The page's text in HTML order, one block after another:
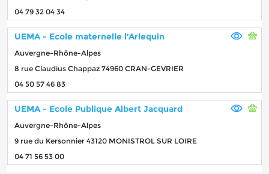
04 79 32 04 34
UEMA - Ecole maternelle l'Arlequin
Auvergne-Rhône-Alpes
8 rue Claudius Chappaz 74960 CRAN-GEVRIER
04 50 57 46 83
UEMA - Ecole Publique Albert Jacquard
Auvergne-Rhône-Alpes
9 rue du Kersonnier 43120 MONISTROL SUR LOIRE
04 71 56 53 00